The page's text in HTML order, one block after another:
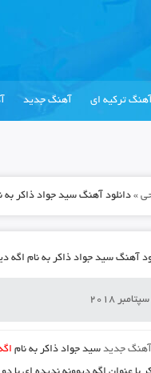
آهنگ ترکیه ای آهنگ جدید
» دانلود آهنگ سید جواد ذاکر به
آهنگ سید جواد ذاکر به نام اگه
آهنگ جدیدسید جواد ذاکر به نام